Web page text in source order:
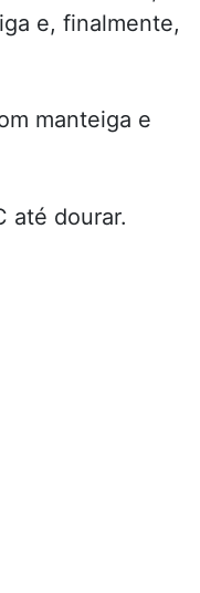
e, finalmente,
manteiga e
até dourar.